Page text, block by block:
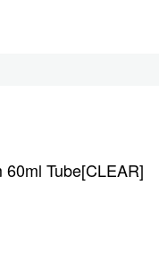
Tube[CLEAR]